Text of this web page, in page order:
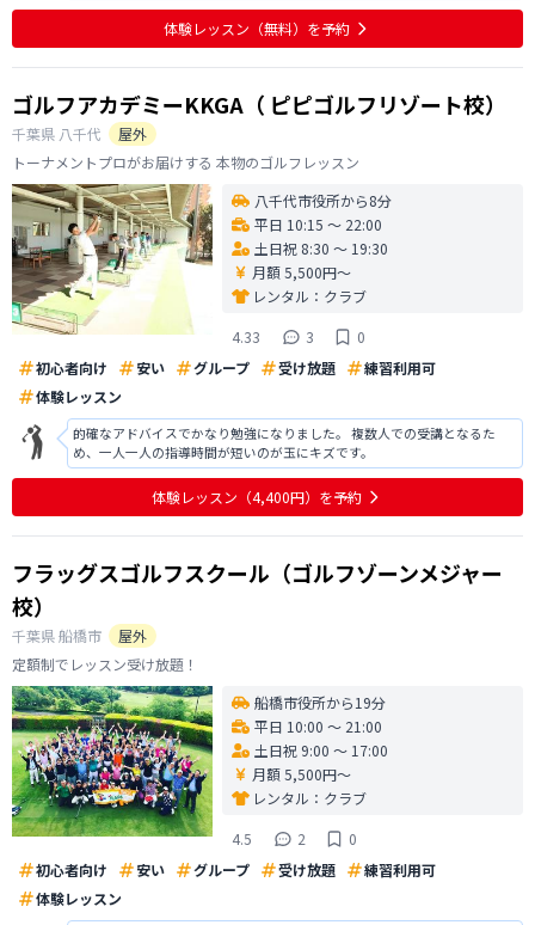
すべて数値で分かるようになっています。 ○改善点 今の時点で予約の際に
枠がほぼ埋まってしまっているの
体験レッスン （無料） を予約
ゴルフアカデミーKKGA（ ピピゴルフリゾート校）
千葉県 八千代
屋外
トーナメントプロがお届けする 本物のゴルフレッスン
八千代市役所から8分
平日 10:15 〜 22:00
土日祝 8:30 〜 19:30
月額 5,500円〜
レンタル： クラブ
4.33
3
0
初心者向け
安い グループ 受け放題
練習利用可
体験レッスン
的確なアドバイスでかなり勉強になりました。 複数人での受講となるた
め、一人一人の指導時間が短いのが玉にキズです。
体験レッスン （4,400円） を予約
フラッグスゴルフスクール（ゴルフゾーンメジャー
校）
千葉県船橋市
屋外
定額制でレッスン受け放題！
船橋市役所から19分
平日 10:00 〜 21:00
土日祝 9:00 〜 17:00
月額 5,500円〜
レンタル： クラブ
4.5
2
0
初心者向け
安い グループ 受け放題
練習利用可
体験レッスン